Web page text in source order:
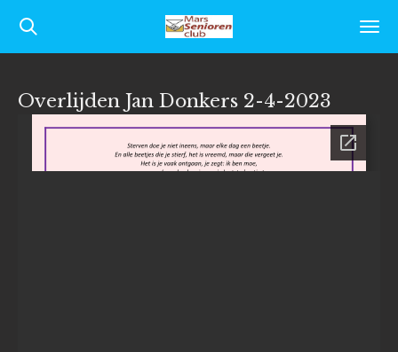
Ga
direct
de
Overlijden Jan Donkers 2-4-2023